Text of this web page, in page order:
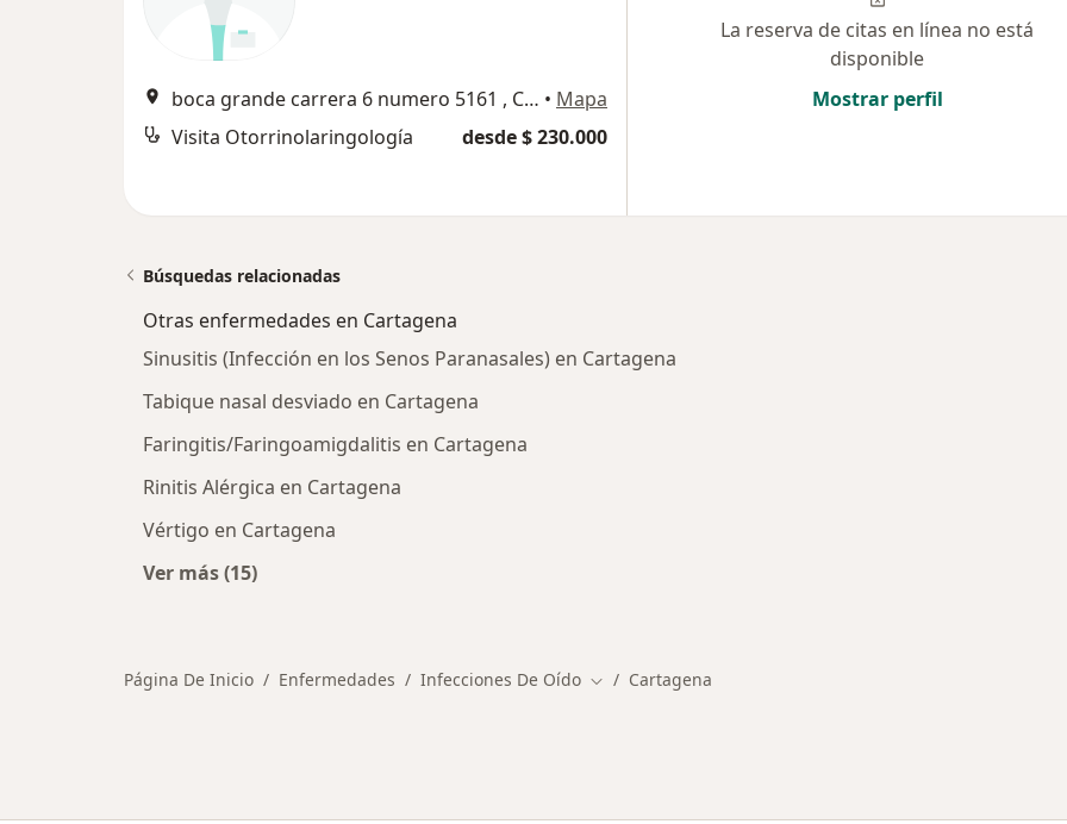
boca grande carrera 6 numero 5161 , Cartagena • Mapa
Visita Otorrinolaringología
desde $ 230.000
La reserva de citas en línea no está
disponible
Mostrar perfil
Búsquedas relacionadas
Otras enfermedades en Cartagena
Sinusitis (Infección en los Senos Paranasales) en Cartagena
Tabique nasal desviado en Cartagena
Faringitis/Faringoamigdalitis en Cartagena
Rinitis Alérgica en Cartagena
Vértigo en Cartagena
Ver más (15)
Página De Inicio Enfermedades Infecciones De Oído Cambiar de ciudad
Cartagena